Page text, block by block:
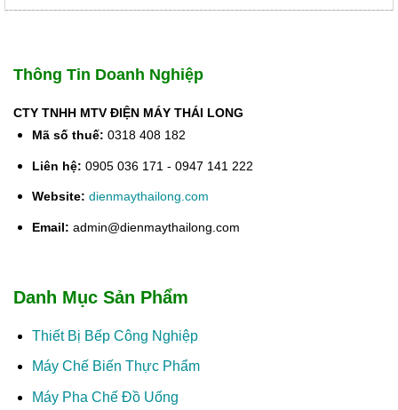
5.500.000 ₫.
là:
Thông Tin Doanh Nghiệp
CTY TNHH MTV ĐIỆN MÁY THÁI LONG
Mã số thuế: 0318 408 182
Liên hệ: 0905 036 171 - 0947 141 222
Website: dienmaythailong.com
Email: admin@dienmaythailong.com
Danh Mục Sản Phẩm
Thiết Bị Bếp Công Nghiệp
Máy Chế Biến Thực Phẩm
Máy Pha Chế Đồ Uống